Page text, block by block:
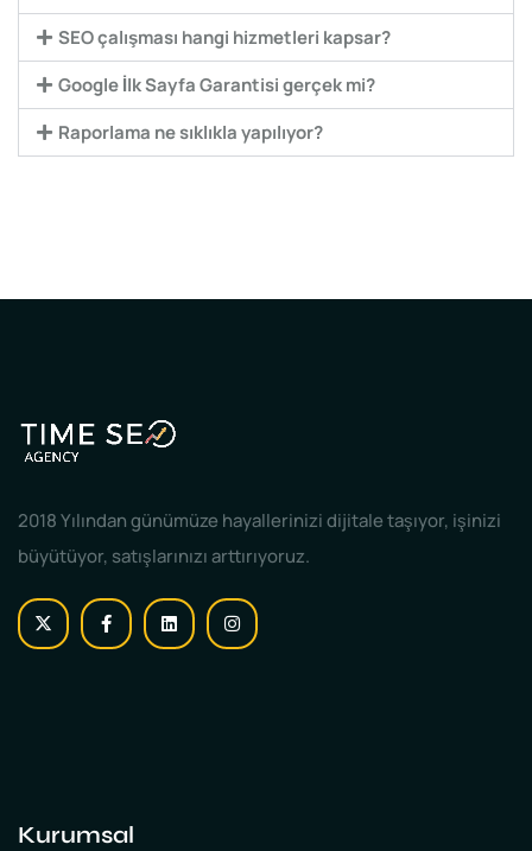
SEO çalışması hangi hizmetleri kapsar?
Google İlk Sayfa Garantisi gerçek mi?
Raporlama ne sıklıkla yapılıyor?
2018 Yılından günümüze hayallerinizi dijitale taşıyor, işinizi
büyütüyor, satışlarınızı arttırıyoruz.
Kurumsal